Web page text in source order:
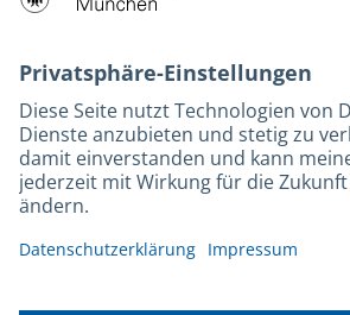
Bürgerservice
Kontakt
Barrierefreiheit
Leichte Sprache
Gebärdensprache
Kontakt